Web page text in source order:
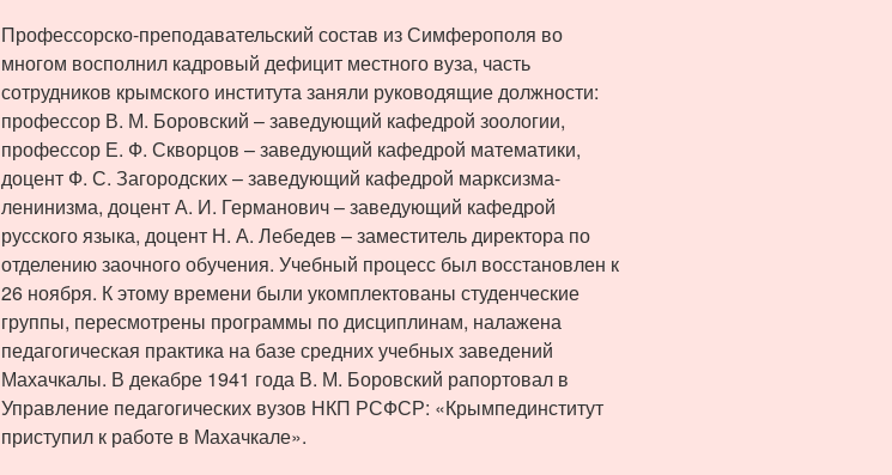
Профессорско-преподавательский состав из Симферополя во
многом восполнил кадровый дефицит местного вуза, часть
сотрудников крымского института заняли руководящие должности:
профессор В. М. Боровский – заведующий кафедрой зоологии,
профессор Е. Ф. Скворцов – заведующий кафедрой математики,
доцент Ф. С. Загородских – заведующий кафедрой марксизма-
ленинизма, доцент А. И. Германович – заведующий кафедрой
русского языка, доцент Н. А. Лебедев – заместитель директора по
отделению заочного обучения. Учебный процесс был восстановлен к
26 ноября. К этому времени были укомплектованы студенческие
группы, пересмотрены программы по дисциплинам, налажена
педагогическая практика на базе средних учебных заведений
Махачкалы. В декабре 1941 года В. М. Боровский рапортовал в
Управление педагогических вузов НКП РСФСР: «Крымпединститут
приступил к работе в Махачкале».